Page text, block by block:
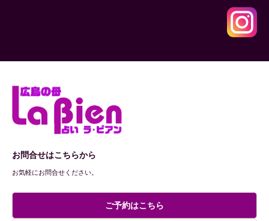
お問合せはこちらから
お気軽にお問合せください。
ご予約はこちら